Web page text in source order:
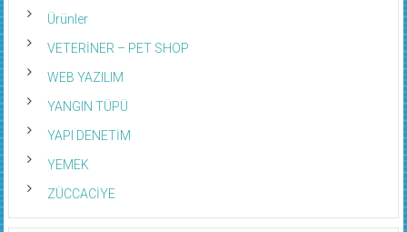
Ürünler
VETERİNER – PET SHOP
WEB YAZILIM
YANGIN TÜPÜ
YAPI DENETİM
YEMEK
ZÜCCACİYE